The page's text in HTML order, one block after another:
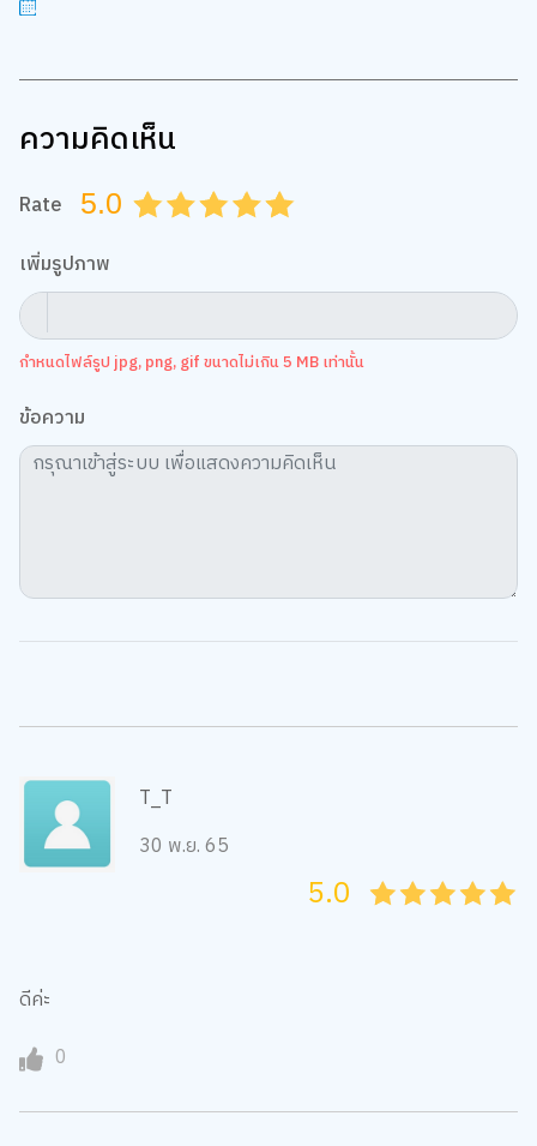
ความคิดเห็น
Rate 5.0 4.5
4.0
3.5
3.0
2.5
2.0
1.5
1.0
0.5
เพิ่มรูปภาพ
กำหนดไฟล์รูป jpg, png, gif ขนาดไม่เกิน 5 MB เท่านั้น
ข้อความ
T_T
30 พ.ย. 65
45
4
35
3
25
2
15
1
05
5.0
ดีค่ะ
0